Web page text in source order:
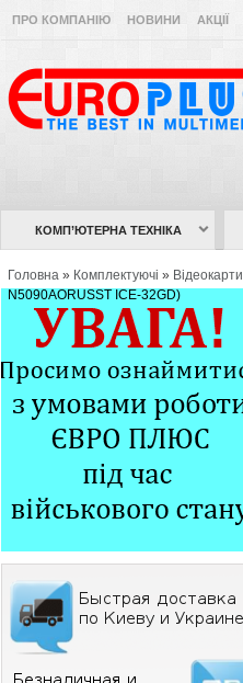
ПРО КОМПАНІЮ НОВИНИ АКЦІЇ
КОМП’ЮТЕРНА ТЕХНІКА
Головна » Комплектуючі » Відеокарти
N5090AORUSST ICE-32GD)